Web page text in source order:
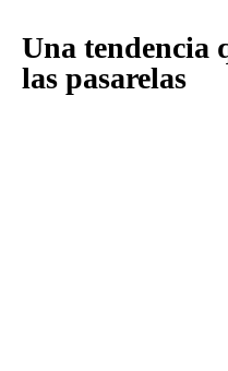
Una tendencia
las pasarelas